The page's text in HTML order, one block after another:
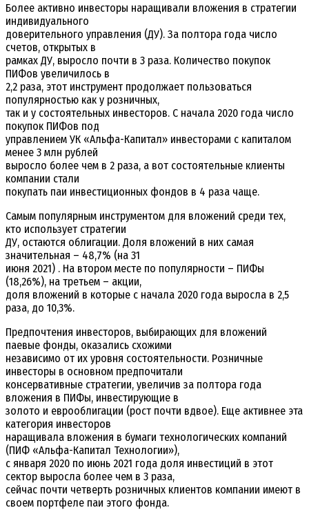
Более активно инвесторы наращивали вложения в стратегии
индивидуального
доверительного управления (ДУ). За полтора года число
счетов, открытых в
рамках ДУ, выросло почти в 3 раза. Количество покупок
ПИФов увеличилось в
2,2 раза, этот инструмент продолжает пользоваться
популярностью как у розничных,
так и у состоятельных инвесторов. С начала 2020 года число
покупок ПИФов под
управлением УК «Альфа-Капитал» инвесторами с капиталом
менее 3 млн рублей
выросло более чем в 2 раза, а вот состоятельные клиенты
компании стали
покупать паи инвестиционных фондов в 4 раза чаще.
Самым популярным инструментом для вложений среди тех,
кто использует стратегии
ДУ, остаются облигации. Доля вложений в них самая
значительная – 48,7% (на 31
июня 2021) . На втором месте по популярности – ПИФы
(18,26%), на третьем – акции,
доля вложений в которые с начала 2020 года выросла в 2,5
раза, до 10,3%.
Предпочтения инвесторов, выбирающих для вложений
паевые фонды, оказались схожими
независимо от их уровня состоятельности. Розничные
инвесторы в основном предпочитали
консервативные стратегии, увеличив за полтора года
вложения в ПИФы, инвестирующие в
золото и еврооблигации (рост почти вдвое). Еще активнее эта
категория инвесторов
наращивала вложения в бумаги технологических компаний
(ПИФ «Альфа-Капитал Технологии»),
с января 2020 по июнь 2021 года доля инвестиций в этот
сектор выросла более чем в 3 раза,
сейчас почти четверть розничных клиентов компании имеют в
своем портфеле паи этого фонда.